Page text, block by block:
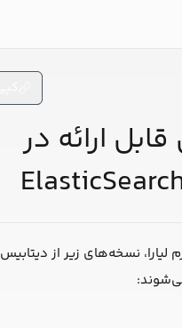
ارائه در
لیارا، نسخه‌های زیر از دیتابیس